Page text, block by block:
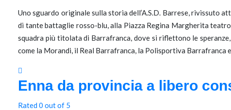
Uno sguardo originale sulla storia dell’A.S.D. Barrese, rivissuto
di tante battaglie rosso-blu, alla Piazza Regina Margherita
squadra più titolata di Barrafranca, dove si riflettono le
come la Morandi, il Real Barrafranca, la Polisportiva Barrafranca
Enna da provincia a libero
Rated 0 out of 5